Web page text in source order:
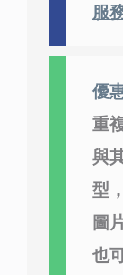
服
優
重
與
型
圖
也